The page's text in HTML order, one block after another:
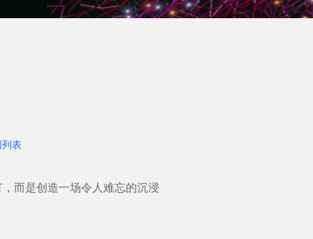
表
而是创造一场令人难忘的沉浸